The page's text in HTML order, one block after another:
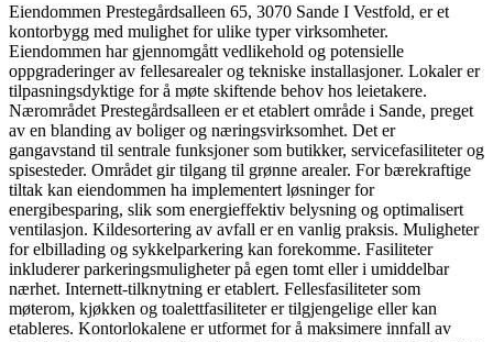
Eiendommen Prestegårdsalleen 65, 3070 Sande I Vestfold, er et
kontorbygg med mulighet for ulike typer virksomheter.
Eiendommen har gjennomgått vedlikehold og potensielle
oppgraderinger av fellesarealer og tekniske installasjoner. Lokaler er
tilpasningsdyktige for å møte skiftende behov hos leietakere.
Nærområdet Prestegårdsalleen er et etablert område i Sande, preget
av en blanding av boliger og næringsvirksomhet. Det er
gangavstand til sentrale funksjoner som butikker, servicefasiliteter og
spisesteder. Området gir tilgang til grønne arealer. For bærekraftige
tiltak kan eiendommen ha implementert løsninger for
energibesparing, slik som energieffektiv belysning og optimalisert
ventilasjon. Kildesortering av avfall er en vanlig praksis. Muligheter
for elbillading og sykkelparkering kan forekomme. Fasiliteter
inkluderer parkeringsmuligheter på egen tomt eller i umiddelbar
nærhet. Internett-tilknytning er etablert. Fellesfasiliteter som
møterom, kjøkken og toalettfasiliteter er tilgjengelige eller kan
etableres. Kontorlokalene er utformet for å maksimere innfall av